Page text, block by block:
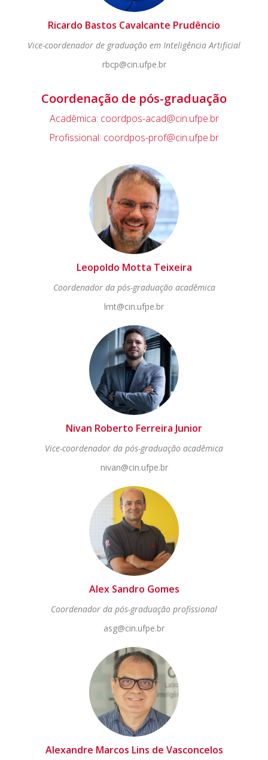
Ricardo Bastos Cavalcante Prudêncio
Vice-coordenador de graduação em Inteligência Artificial
rbcp@cin.ufpe.br
Coordenação de pós-graduação
Acadêmica: coordpos-acad@cin.ufpe.br
Profissional: coordpos-prof@cin.ufpe.br
Leopoldo Motta Teixeira
Coordenador da pós-graduação acadêmica
lmt@cin.ufpe.br
Nivan Roberto Ferreira Junior
Vice-coordenador da pós-graduação acadêmica
nivan@cin.ufpe.br
Alex Sandro Gomes
Coordenador da pós-graduação profissional
asg@cin.ufpe.br
Alexandre Marcos Lins de Vasconcelos